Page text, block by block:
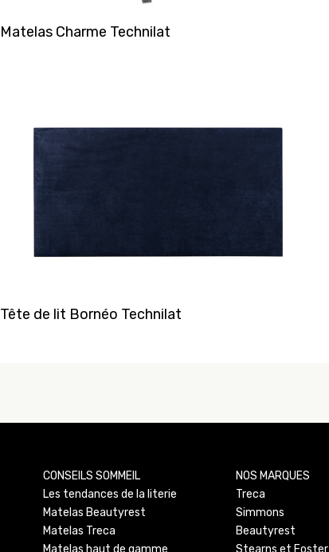
Matelas Charme Technilat
Tête de lit Bornéo Technilat
CONSEILS SOMMEIL
Les tendances de la literie
Matelas Beautyrest
Matelas Treca
Matelas haut de gamme
NOS MARQUES
Treca
Simmons
Beautyrest
Stearns et Foster